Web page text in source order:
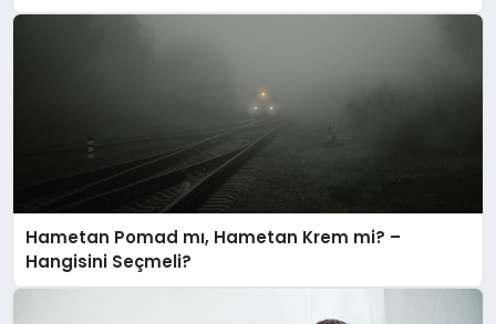
Hametan Pomad mı, Hametan Krem mi? –
Hangisini Seçmeli?